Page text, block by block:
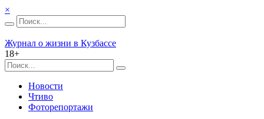
×
Журнал о жизни в Кузбассе
18+
Новости
Чтиво
Фоторепортажи